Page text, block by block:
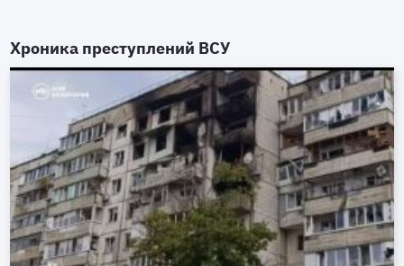
Хроника преступлений ВСУ